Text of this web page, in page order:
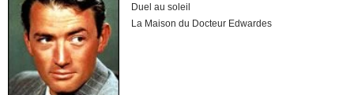
Duel au soleil
La Maison du Docteur Edwardes